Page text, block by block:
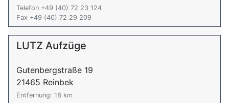
Telefon +49 (40) 72 23 124
Fax +49 (40) 72 29 209
LUTZ Aufzüge
Gutenbergstraße 19
21465 Reinbek
Entfernung: 18 km